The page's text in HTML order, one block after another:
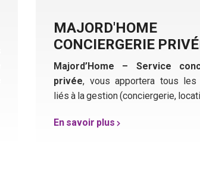
CONCIERGERIE
Majord’Home – Service
privée, vous apportera tous les
liés à la gestion (conciergerie,
En savoir plus